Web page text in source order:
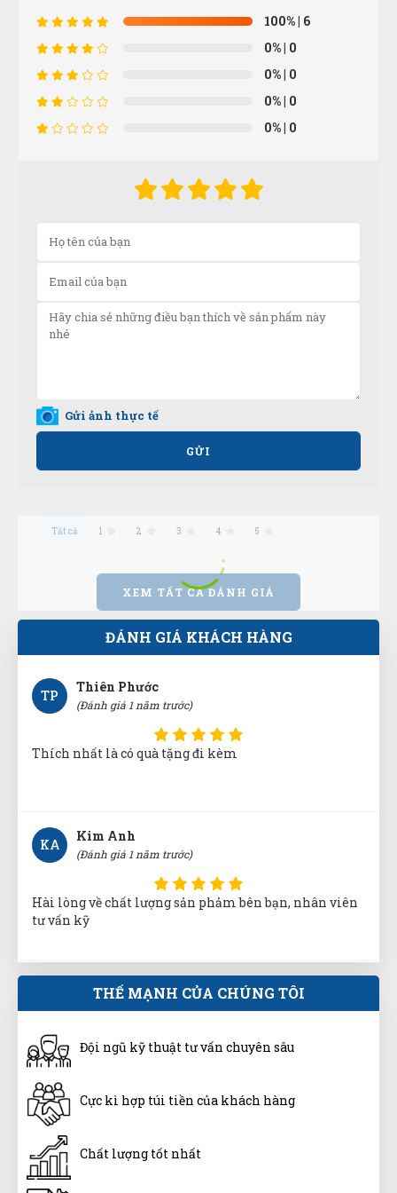
100%| 6
0%| 0
0%| 0
0%| 0
0%| 0
Gửi ảnh thực tế
GỬI
Tất cả 1 2 3 4 5
XEM TẤT CẢ ĐÁNH GIÁ
ĐÁNH GIÁ KHÁCH HÀNG
Nhân viên phục vụ chu đáo, nhanh chóng lắm luôn
ÁT
Ánh Tuyết
Được người quen giới thiệu, sản phẩm thật, chất
CĐ
(Đánh giá 1 năm trước)
Mua hàng vì chính sách và tin tưởng thông tin trên
XH
Xuân Hương
(Đánh giá 1 năm trước)
Thích nhất là có quà tặng đi kèm
(Đánh giá 1 năm trước)
(Đánh giá 1 năm trước)
Ánh Tuyết
Được người quen giới thiệu, sản phẩm thật, chất
lượng thật
CĐ
Công Định
THẾ MẠNH CỦA CHÚNG TÔI
Đội ngũ kỹ thuật tư vấn chuyên sâu
Cực kì hợp túi tiền của khách hàng
Chất lượng tốt nhất